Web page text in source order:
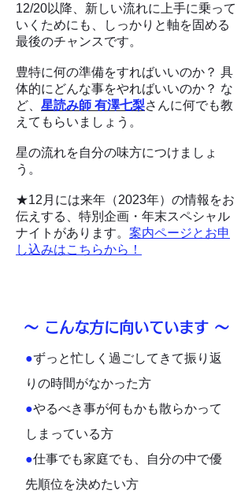
12/20以降、新しい流れに上手に乗って
いくためにも、しっかりと軸を固める
最後のチャンスです。
豊特に何の準備をすればいいのか？ 具
体的にどんな事をやればいいのか？ な
ど、 星読み師 有澤七梨さんに何でも教
えてもらいましょう。
星の流れを自分の味方につけ ましょ
う。
★12月には来年（2023年）の情報をお
伝えする、特別企画・年末スペシャル
ナイトがあります。 案内ページとお申
し込みはこちらから！
〜 こんな方に向いています 〜
​●ずっと忙しく過ごしてきて振り返
りの時間がなかった方
●やるべき事が何もかも散らかって
しまっている方
●仕事でも家庭でも、自分の中で優
先順位を決めたい方